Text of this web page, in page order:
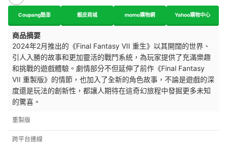
Coupang酷澎 蝦皮商城 momo購物網 Yahoo購物中心
商品摘要
2024年2月推出的《Final Fantasy VII 重生》以其開闊的世界、
引人入勝的故事和更加靈活的戰鬥系統，為玩家提供了充滿樂趣
和挑戰的遊戲體驗。劇情部分不但延伸了前作《Final Fantasy
VII 重製版》的情節，也加入了全新的角色故事，不論是遊戲的深
度還是玩法的創新性，都讓人期待在這奇幻旅程中發掘更多未知
的驚喜。
重製版
跨平台連線